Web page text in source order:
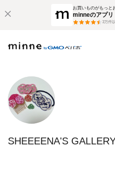
お買いものがもっと
minneのアプリ
3万件
SHEEEENA'S